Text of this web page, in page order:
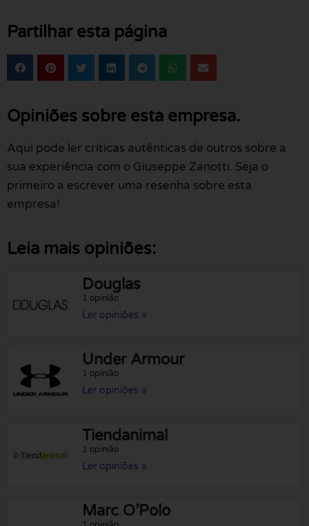
Partilhar esta página
Opiniões sobre esta empresa.
Aqui pode ler críticas autênticas de outros sobre a
sua experiência com o Giuseppe Zanotti. Seja o
primeiro a escrever uma resenha sobre esta
empresa!
Leia mais opiniões:
Douglas
1 opinião
Ler opiniões »
Under Armour
1 opinião
Ler opiniões »
Tiendanimal
1 opinião
Ler opiniões »
Marc O’Polo